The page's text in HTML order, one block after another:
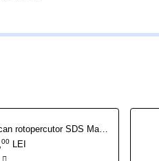
00 LEI